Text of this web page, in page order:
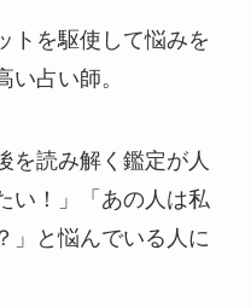
トを駆使して悩みを
占い師。
を読み解く鑑定が人
い！」「あの人は私
」と悩んでいる人に